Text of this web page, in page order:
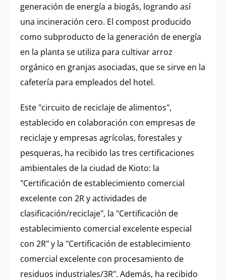
generación de energía a biogás, logrando así
una incineración cero. El compost producido
como subproducto de la generación de energía
en la planta se utiliza para cultivar arroz
orgánico en granjas asociadas, que se sirve en la
cafetería para empleados del hotel.
Este "circuito de reciclaje de alimentos",
establecido en colaboración con empresas de
reciclaje y empresas agrícolas, forestales y
pesqueras, ha recibido las tres certificaciones
ambientales de la ciudad de Kioto: la
"Certificación de establecimiento comercial
excelente con 2R y actividades de
clasificación/reciclaje", la "Certificación de
establecimiento comercial excelente especial
con 2R" y la "Certificación de establecimiento
comercial excelente con procesamiento de
residuos industriales/3R". Además, ha recibido